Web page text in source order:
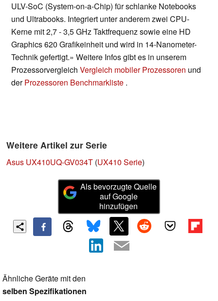
ULV-SoC (System-on-a-Chip) für schlanke Notebooks
und Ultrabooks. Integriert unter anderem zwei CPU-
Kerne mit 2,7 - 3,5 GHz Taktfrequenz sowie eine HD
Graphics 620 Grafikeinheit und wird in 14-Nanometer-
Technik gefertigt.» Weitere Infos gibt es in unserem
Prozessorvergleich Vergleich mobiler Prozessoren und
derProzessoren Benchmarkliste .
Weitere Artikel zur Serie
Asus UX410UQ-GV034T (UX410 Serie)
Als bevorzugte Quelle
auf Google
hinzufügen
Ähnliche Geräte mit den
selben Spezifikationen